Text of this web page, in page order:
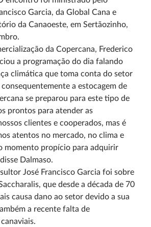
Garcia, da Global Cana e
da Canaoeste, em Sertãozinho,
da Copercana, Frederico
a programação do dia falando
climática que toma conta do setor
a estocagem de
se preparou para este tipo de
prontos para atender as
clientes e cooperados, mas é
atentos no mercado, no clima e
momento propício para adquirir
Dalmaso.
José Francisco Garcia foi sobre
que desde a década de 70
causa dano ao setor devido a sua
a recente falta de